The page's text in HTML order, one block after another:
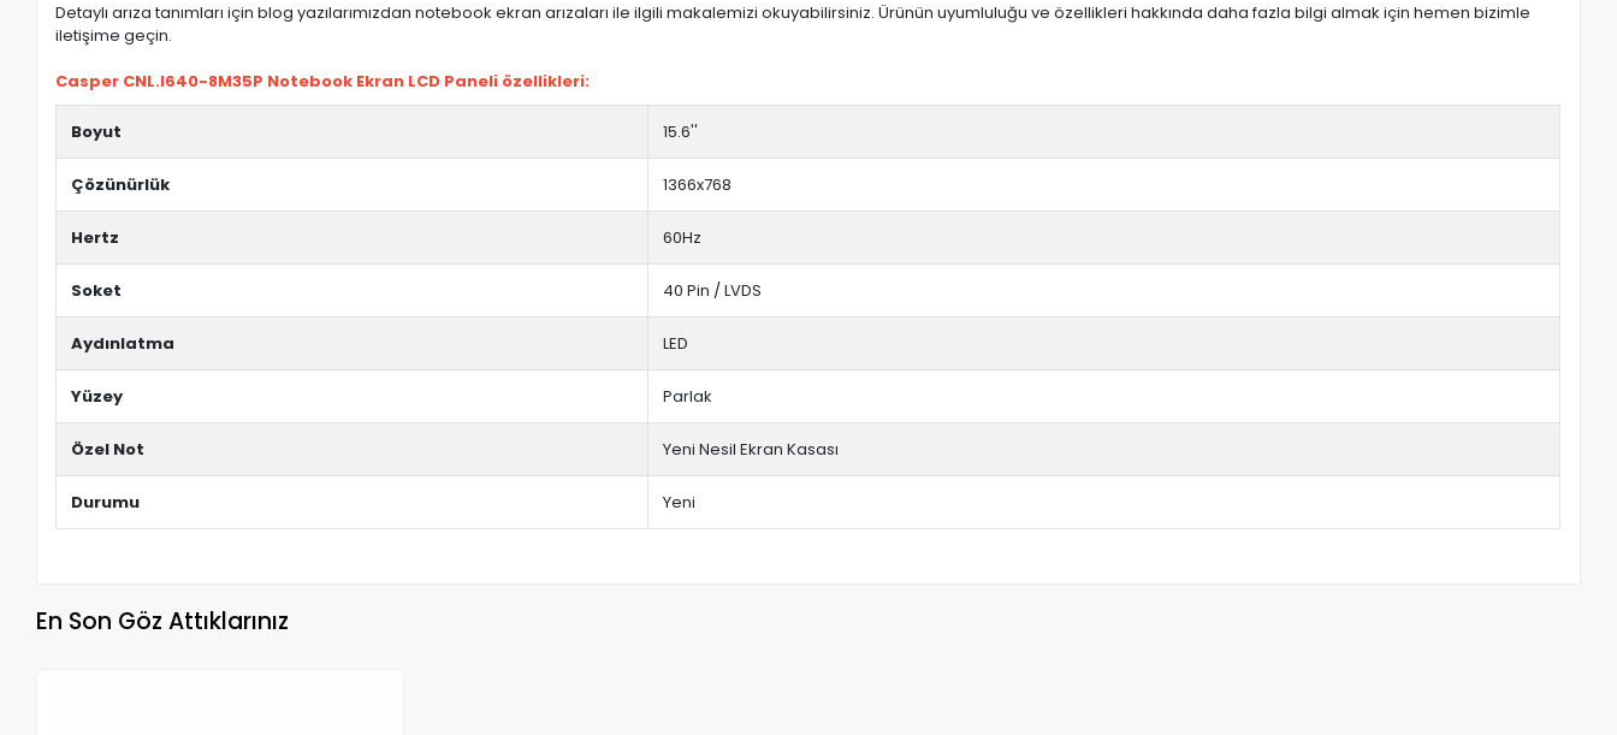
Detaylı arıza tanımları için blog yazılarımızdan notebook ekran arızaları ile ilgili makalemizi okuyabilirsiniz. Ürünün uyumluluğu ve özellikleri hakkında daha fazla bilgi almak için hemen bizimle
iletişime geçin.
Casper CNL.I640-8M35P Notebook Ekran LCD Paneli özellikleri:
Boyut 15.6''
Çözünürlük 1366x768
Hertz 60Hz
Soket 40 Pin / LVDS
Aydınlatma LED
Yüzey Parlak
Özel Not Yeni Nesil Ekran Kasası
Durumu Yeni
En Son Göz Attıklarınız